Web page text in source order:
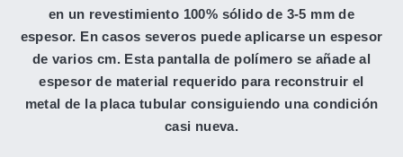
en un revestimiento 100% sólido de 3-5 mm de
espesor. En casos severos puede aplicarse un espesor
de varios cm. Esta pantalla de polímero se añade al
espesor de material requerido para reconstruir el
metal de la placa tubular consiguiendo una condición
casi nueva.